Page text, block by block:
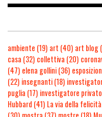
ambiente (19) art (40) art blog
casa (32) collettiva (20)
(47) elena gollini(36)
(22) insegnanti(18)
puglia (17) investigatore privato
Hubbard (41) La via della felicità